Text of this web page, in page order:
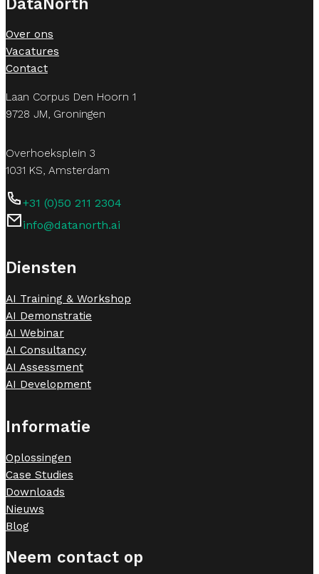
Over ons
Vacatures
Contact
Laan Corpus Den Hoorn 1
9728 JM, Groningen
Overhoeksplein 3
1031 KS, Amsterdam
+31 (0)50 211 2304
info@datanorth.ai
Diensten
AI Training & Workshop
AI Demonstratie
AI Webinar
AI Consultancy
AI Assessment
AI Development
Informatie
Oplossingen
Case Studies
Downloads
Nieuws
Blog
Neem contact op